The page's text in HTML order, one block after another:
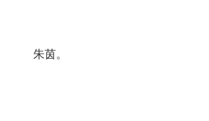
朱茵。